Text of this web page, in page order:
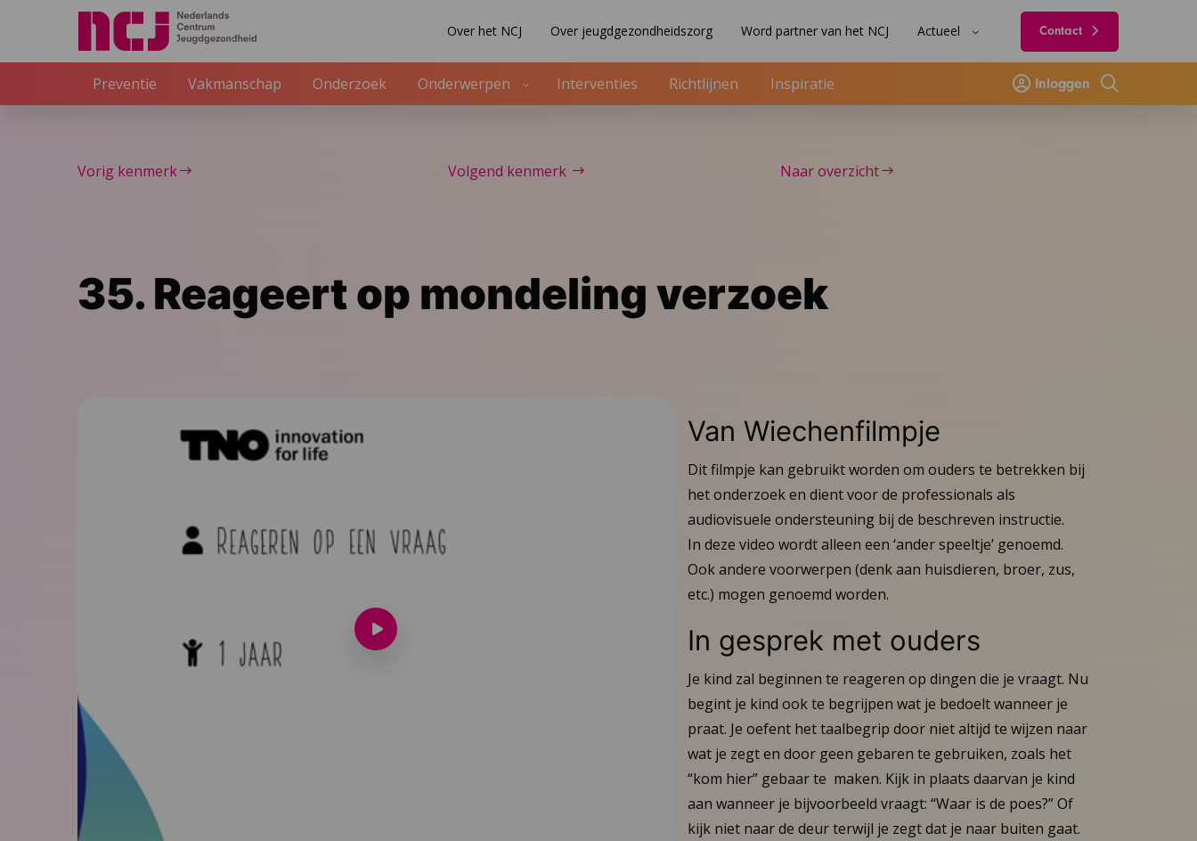
Over het NCJ Over jeugdgezondheidszorg Word partner van het NCJ Actueel Contact
Preventie Vakmanschap Onderzoek Onderwerpen Interventies Richtlijnen Inspiratie Inloggen
Zoeken
Vorig kenmerk Volgend kenmerk Naar overzicht
35. Reageert op mondeling verzoek
Van Wiechenfilmpje
Dit filmpje kan gebruikt worden om ouders te betrekken bij
het onderzoek en dient voor de professionals als
audiovisuele ondersteuning bij de beschreven instructie.
In deze video wordt alleen een ‘ander speeltje’ genoemd.
Ook andere voorwerpen (denk aan huisdieren, broer, zus,
etc.) mogen genoemd worden.
In gesprek met ouders
Je kind zal beginnen te reageren op dingen die je vraagt. Nu
begint je kind ook te begrijpen wat je bedoelt wanneer je
praat. Je oefent het taalbegrip door niet altijd te wijzen naar
wat je zegt en door geen gebaren te gebruiken, zoals het
“kom hier” gebaar te maken. Kijk in plaats daarvan je kind
aan wanneer je bijvoorbeeld vraagt: “Waar is de poes?” Of
kijk niet naar de deur terwijl je zegt dat je naar buiten gaat.
Speel